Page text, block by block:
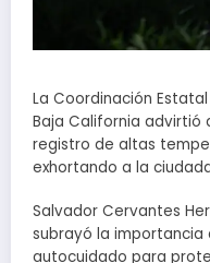
La Coordinación
Baja California advirtió
registro de altas
exhortando a la
Salvador Cervantes
subrayó la
autocuidado para